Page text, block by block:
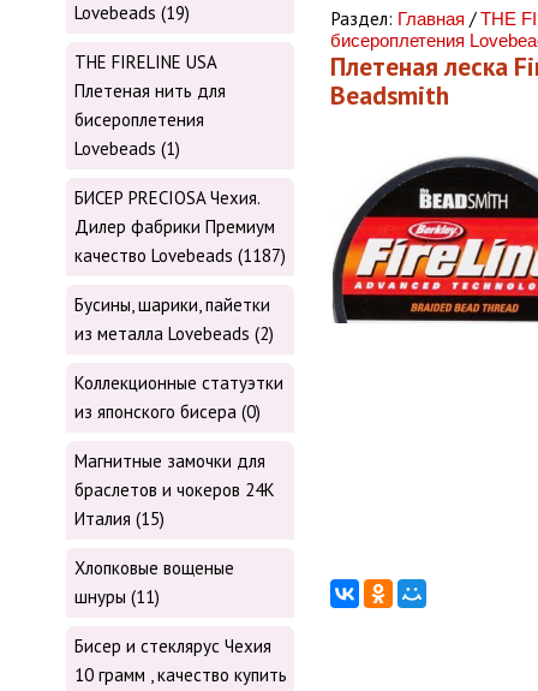
Lovebeads (19)
THE FIRELINE USA
Плетеная нить для
бисероплетения
Lovebeads (1)
БИСЕР PRECIOSA Чехия.
Дилер фабрики Премиум
качество Lovebeads (1187)
Бусины, шарики, пайетки
из металла Lovebeads (2)
Коллекционные статуэтки
из японского бисера (0)
Магнитные замочки для
браслетов и чокеров 24К
Италия (15)
Хлопковые вощеные
шнуры (11)
Бисер и стеклярус Чехия
10 грамм , качество купить
Раздел: Главная /THE
бисероплетения
Плетеная леска
Beadsmith